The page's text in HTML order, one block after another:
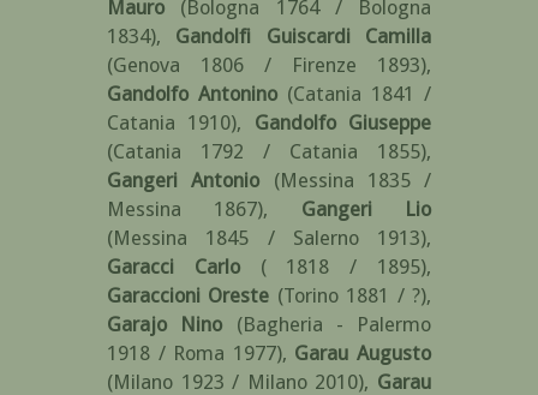
Mauro
(Bologna 1764 / Bologna
1834), Gandolfi Guiscardi Camilla
(Genova 1806 / Firenze 1893),
Gandolfo Antonino (Catania 1841 /
Catania 1910), Gandolfo Giuseppe
(Catania 1792 / Catania 1855),
Gangeri Antonio
(Messina 1835 /
Messina 1867), Gangeri Lio
(Messina 1845 / Salerno 1913),
Garacci Carlo
( 1818 / 1895),
Garaccioni Oreste (Torino 1881 / ?),
Garajo Nino
(Bagheria - Palermo
1918 / Roma 1977), Garau Augusto
(Milano 1923 / Milano 2010), Garau